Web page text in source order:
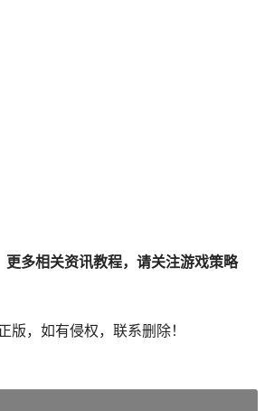
多相关资讯教程，请关注游戏策略
，如有侵权，联系删除！